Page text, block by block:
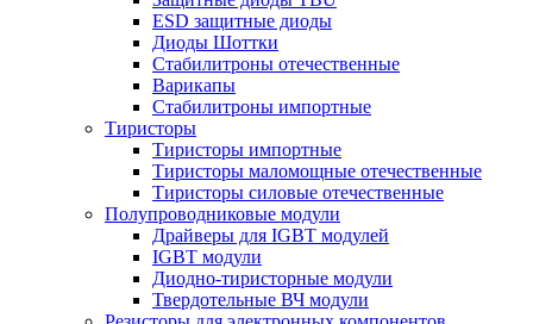
ESD защитные диоды
Диоды Шоттки
Стабилитроны отечественные
Варикапы
Стабилитроны импортные
Тиристоры
Тиристоры импортные
Тиристоры маломощные отечественные
Тиристоры силовые отечественные
Полупроводниковые модули
Драйверы для IGBT модулей
IGBT модули
Диодно-тиристорные модули
Твердотельные ВЧ модули